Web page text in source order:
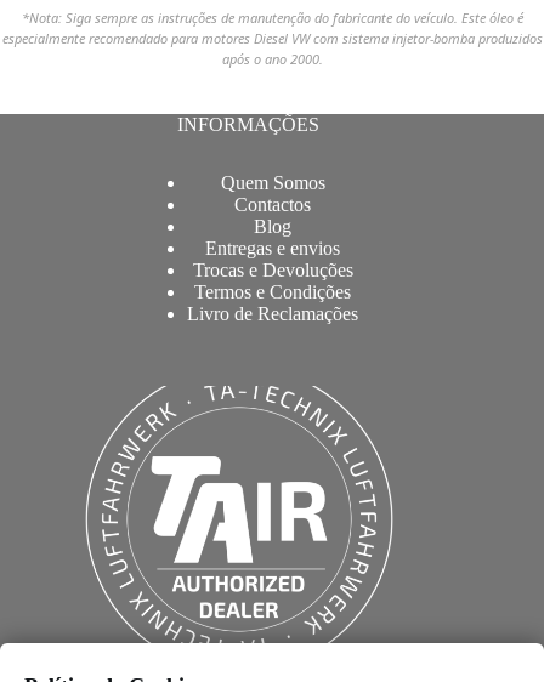
*Nota: Siga sempre as instruções de manutenção do fabricante do veículo. Este óleo é
especialmente recomendado para motores Diesel VW com sistema injetor-bomba produzidos
após o ano 2000.
INFORMAÇÕES
Quem Somos
Contactos
Blog
Entregas e envios
Trocas e Devoluções
Termos e Condições
Livro de Reclamações